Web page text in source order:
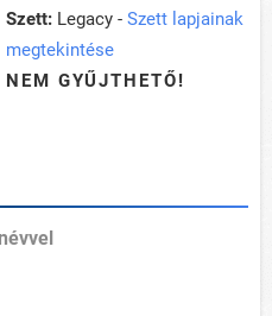
Szett: Legacy - Szett lapjainak
megtekintése
NEM GYŰJTHETŐ!